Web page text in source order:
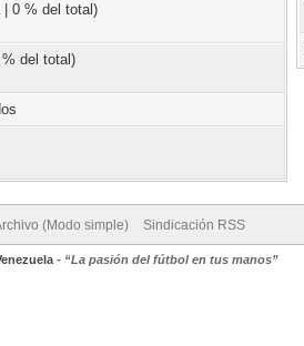
| 0 % del total)
del total)
(Modo simple) Sindicación RSS
- “La pasión del fútbol en tus manos”